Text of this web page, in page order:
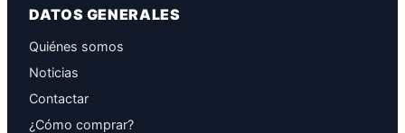
DATOS GENERALES
Quiénes somos
Noticias
Contactar
¿Cómo comprar?